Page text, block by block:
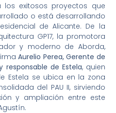
los exitosos proyectos que
o está desarrollando
de Alicante. De la
GP17, la promotora
y moderno de Aborda,
Aurelio Perea, Gerente de
responsable de Estela, quien
Estela se ubica en la zona
del PAU II, sirviendo
y ampliación entre este